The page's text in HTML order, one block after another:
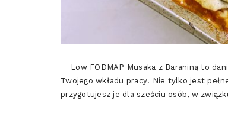
Low FODMAP Musaka z Baraniną to
Twojego wkładu pracy! Nie tylko jest
przygotujesz je dla sześciu osób, w